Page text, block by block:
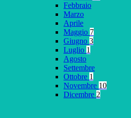
Febbraio
Marzo
Aprile
Maggio 7
Giugno 3
Luglio 1
Agosto
Settembre
Ottobre 1
Novembre 10
Dicembre 2